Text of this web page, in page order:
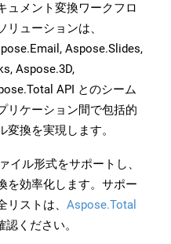
ュメント変換ワークフロ
ューションは、
Aspose.Slides,
Aspose.3D,
API とのシーム
リケーション間で包括的
換を実現します。
イル形式をサポートし、
を効率化します。サポー
リストは、 Aspose.Total
ください。